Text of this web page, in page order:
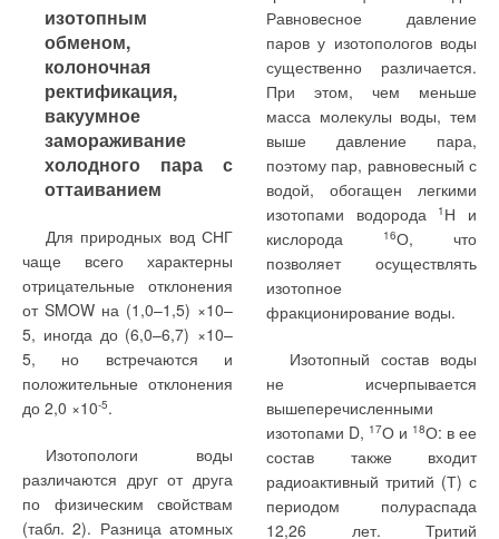
изотопным
обменом,
колоночная
ректификация,
вакуумное
замораживание
холодного пара с
оттаиванием
Для природных вод СНГ
чаще всего характерны
отрицательные отклонения
от SMOW на (1,0–1,5) ×10–
5, иногда до (6,0–6,7) ×10–
5, но встречаются и
положительные отклонения
до 2,0 ×10-5.
Изотопологи воды
различаются друг от друга
по физическим свойствам
(табл. 2). Разница атомных
Равновесное давление
паров у изотопологов воды
существенно различается.
При этом, чем меньше
масса молекулы воды, тем
выше давление пара,
поэтому пар, равновесный с
водой, обогащен легкими
изотопами водорода
1 Н и
кислорода
16О, что
позволяет осуществлять
изотопное
фракционирование воды.
Изотопный состав воды
не исчерпывается
вышеперечисленными
изотопами D, 17О и 18О: в ее
состав также входит
радиоактивный тритий (Т) с
периодом полураспада
12,26 лет. Тритий
Рассмотрим
экспериментальное
подтверждение
аналитической зависимости
для фактора формы
оконного откоса fотк
определению он равен
отношению фактических
двумерный элемент к
теплопотерям через такой
эта зависимость
представлена на рис. 2. В
качестве основного
параметра здесь
используется безразмерное
отношение Rо/Rв, где Rв—
сопротивление
теплообмену на внутренней
поверхности стены [м2
·K/
Вт].
Исходя из определения
fотк , его фактический
по формуле:
светопроема (точка 2 на
рис. 1). Но на основании
анализа температурного
поля откоса, полученного в
[2], следует, что: